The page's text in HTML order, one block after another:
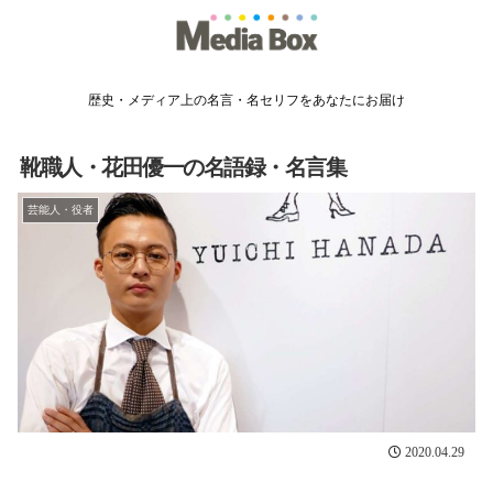
歴史・メディア上の名言・名セリフをあなたにお届け
靴職人・花田優一の名語録・名言集
芸能人・役者
2020.04.29